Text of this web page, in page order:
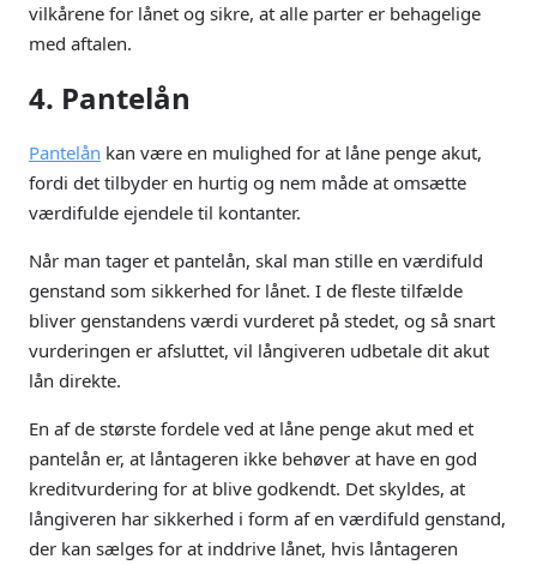
vilkårene for lånet og sikre, at alle parter er behagelige
med aftalen.
4. Pantelån
Pantelån kan være en mulighed for at låne penge akut,
fordi det tilbyder en hurtig og nem måde at omsætte
værdifulde ejendele til kontanter.
Når man tager et pantelån, skal man stille en værdifuld
genstand som sikkerhed for lånet. I de fleste tilfælde
bliver genstandens værdi vurderet på stedet, og så snart
vurderingen er afsluttet, vil långiveren udbetale dit akut
lån direkte.
En af de største fordele ved at låne penge akut med et
pantelån er, at låntageren ikke behøver at have en god
kreditvurdering for at blive godkendt. Det skyldes, at
långiveren har sikkerhed i form af en værdifuld genstand,
der kan sælges for at inddrive lånet, hvis låntageren